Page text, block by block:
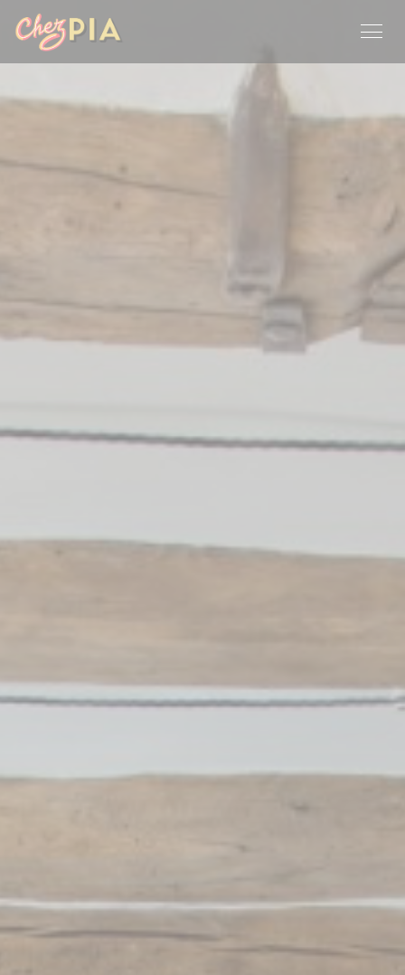
Cookies beheer paneel